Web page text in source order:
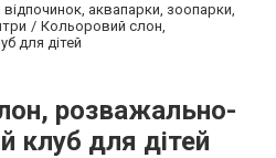
аквапарки, зоопарки,
Кольоровий слон,
для дітей
розважально-
клуб для дітей